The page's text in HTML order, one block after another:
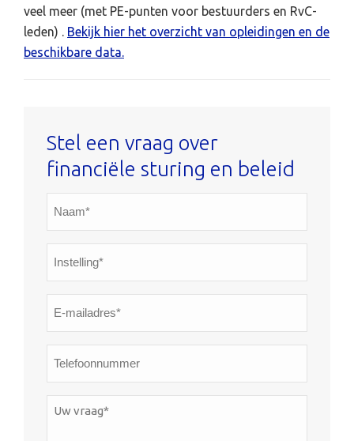
veel meer (met PE-punten voor bestuurders en RvC-
leden) . Bekijk hier het overzicht van opleidingen en de
beschikbare data.
Stel een vraag over
financiële sturing en beleid
*
Uw